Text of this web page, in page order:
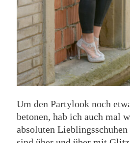
Um den Partylook noch
betonen, hab ich auch mal
absoluten